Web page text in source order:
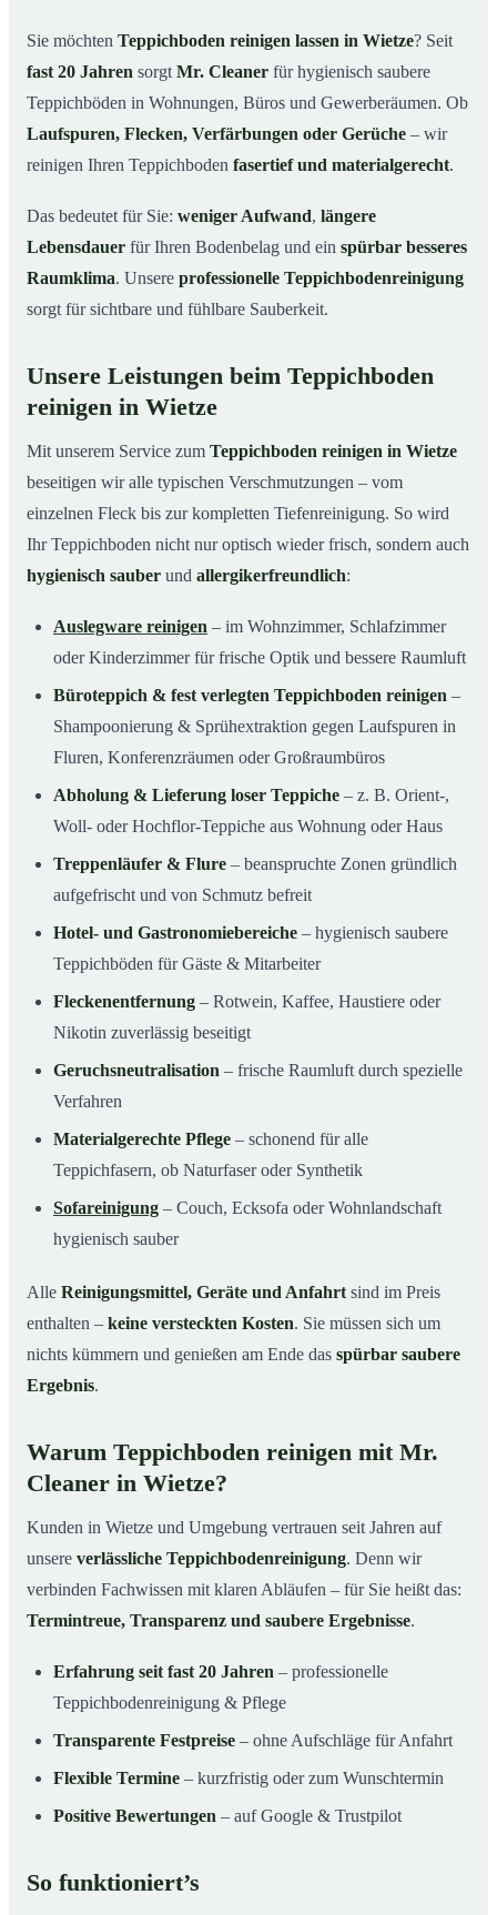
Wietze?
So funktioniert’s
So reinigen unsere Profis Teppichböden in Wietze
Sie möchten Teppichboden reinigen lassen in Wietze? Seit
fast 20 Jahren sorgt Mr. Cleaner für hygienisch saubere
Teppichböden in Wohnungen, Büros und Gewerberäumen. Ob
Laufspuren, Flecken, Verfärbungen oder Gerüche – wir
reinigen Ihren Teppichboden fasertief und materialgerecht.
Das bedeutet für Sie: weniger Aufwand, längere
Lebensdauer für Ihren Bodenbelag und ein spürbar besseres
Raumklima. Unsere professionelle Teppichbodenreinigung
sorgt für sichtbare und fühlbare Sauberkeit.
Unsere Leistungen beim Teppichboden
reinigen in Wietze
Mit unserem Service zum Teppichboden reinigen in Wietze
beseitigen wir alle typischen Verschmutzungen – vom
einzelnen Fleck bis zur kompletten Tiefenreinigung. So wird
Ihr Teppichboden nicht nur optisch wieder frisch, sondern auch
hygienisch sauber und allergikerfreundlich:
Auslegware reinigen – im Wohnzimmer, Schlafzimmer
oder Kinderzimmer für frische Optik und bessere Raumluft
Büroteppich & fest verlegten Teppichboden reinigen –
Shampoonierung & Sprühextraktion gegen Laufspuren in
Fluren, Konferenzräumen oder Großraumbüros
Abholung & Lieferung loser Teppiche – z. B. Orient-,
Woll- oder Hochflor-Teppiche aus Wohnung oder Haus
Treppenläufer & Flure – beanspruchte Zonen gründlich
aufgefrischt und von Schmutz befreit
Hotel- und Gastronomiebereiche – hygienisch saubere
Teppichböden für Gäste & Mitarbeiter
Fleckenentfernung – Rotwein, Kaffee, Haustiere oder
Nikotin zuverlässig beseitigt
Geruchsneutralisation – frische Raumluft durch spezielle
Verfahren
Materialgerechte Pflege – schonend für alle
Teppichfasern, ob Naturfaser oder Synthetik
Sofareinigung – Couch, Ecksofa oder Wohnlandschaft
hygienisch sauber
Alle Reinigungsmittel, Geräte und Anfahrt sind im Preis
enthalten – keine versteckten Kosten. Sie müssen sich um
nichts kümmern und genießen am Ende das spürbar saubere
Ergebnis.
Warum Teppichboden reinigen mit Mr.
Cleaner in Wietze?
Kunden in Wietze und Umgebung vertrauen seit Jahren auf
unsere verlässliche Teppichbodenreinigung. Denn wir
verbinden Fachwissen mit klaren Abläufen – für Sie heißt das:
Termintreue, Transparenz und saubere Ergebnisse.
Erfahrung seit fast 20 Jahren – professionelle
Teppichbodenreinigung & Pflege
Transparente Festpreise – ohne Aufschläge für Anfahrt
Flexible Termine – kurzfristig oder zum Wunschtermin
Positive Bewertungen – auf Google & Trustpilot
So funktioniert’s